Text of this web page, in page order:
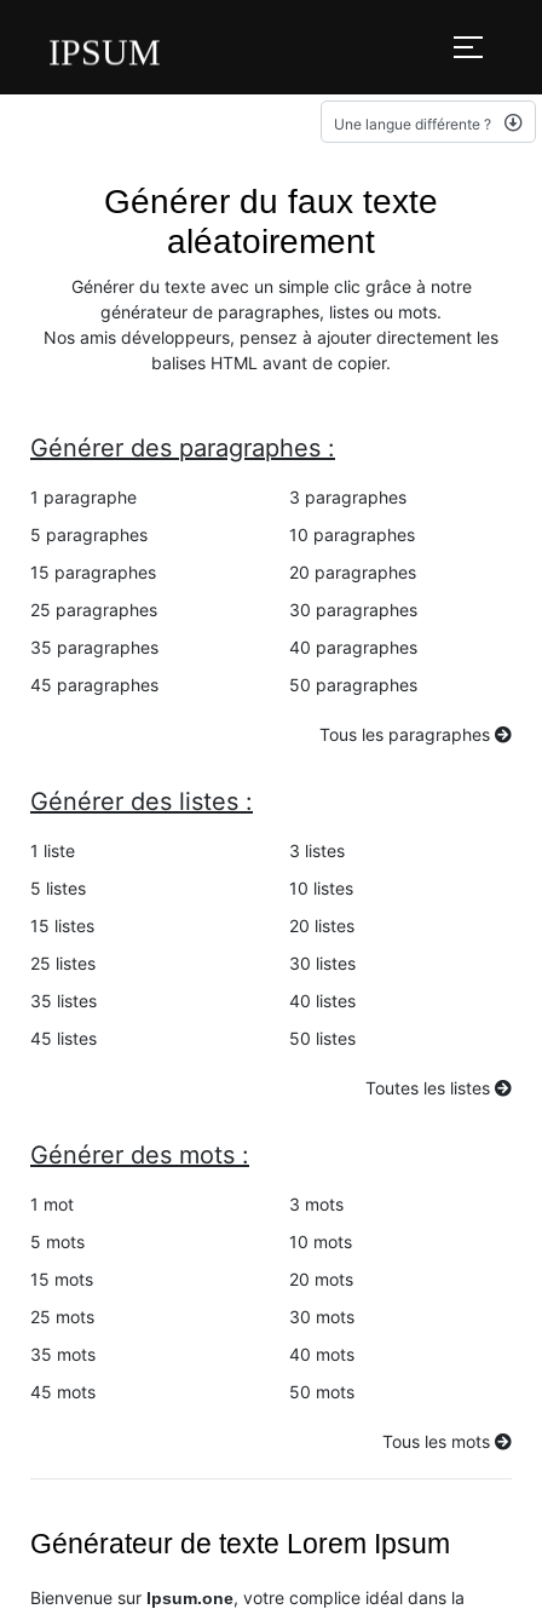
IPSUM
Une langue différente ?
Générer du faux texte
aléatoirement
Générer du texte avec un simple clic grâce à notre
générateur de paragraphes, listes ou mots.
Nos amis développeurs, pensez à ajouter directement les
balises HTML avant de copier.
Générer des paragraphes :
1 paragraphe
3 paragraphes
5 paragraphes
10 paragraphes
15 paragraphes
20 paragraphes
25 paragraphes
30 paragraphes
35 paragraphes
40 paragraphes
45 paragraphes
50 paragraphes
Tous les paragraphes
Générer des listes :
1 liste
3 listes
5 listes
10 listes
15 listes
20 listes
25 listes
30 listes
35 listes
40 listes
45 listes
50 listes
Toutes les listes
Générer des mots :
1 mot
3 mots
5 mots
10 mots
15 mots
20 mots
25 mots
30 mots
35 mots
40 mots
45 mots
50 mots
Tous les mots
Générateur de texte Lorem Ipsum
Bienvenue sur Ipsum.one, votre complice idéal dans la